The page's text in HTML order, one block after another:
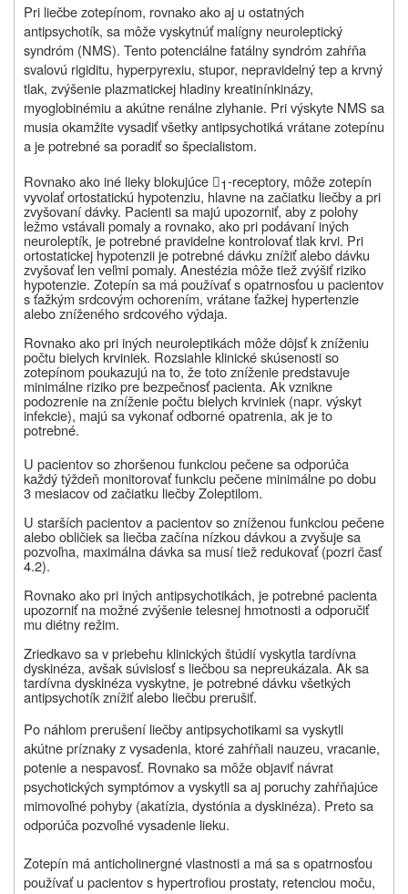
Pri liečbe zotepínom, rovnako ako aj u ostatných
antipsychotík, sa môže vyskytnúť malígny neuroleptický
syndróm (NMS). Tento potenciálne fatálny syndróm zahŕňa
svalovú rigiditu, hyperpyrexiu, stupor, nepravidelný tep a krvný
tlak, zvýšenie plazmatickej hladiny kreatinínkinázy,
myoglobinémiu a akútne renálne zlyhanie. Pri výskyte NMS sa
musia okamžite vysadiť všetky antipsychotiká vrátane zotepínu
a je potrebné sa poradiť so špecialistom.
Rovnako ako iné lieky blokujúce 1-receptory, môže zotepín
vyvolať ortostatickú hypotenziu, hlavne na začiatku liečby a pri
zvyšovaní dávky. Pacienti sa majú upozorniť, aby z polohy
ležmo vstávali pomaly a rovnako, ako pri podávaní iných
neuroleptík, je potrebné pravidelne kontrolovať tlak krvi. Pri
ortostatickej hypotenzii je potrebné dávku znížiť alebo dávku
zvyšovať len veľmi pomaly. Anestézia môže tiež zvýšiť riziko
hypotenzie. Zotepín sa má používať s opatrnosťou u pacientov
s ťažkým srdcovým ochorením, vrátane ťažkej hypertenzie
alebo zníženého srdcového výdaja.
Rovnako ako pri iných neuroleptikách môže dôjsť k zníženiu
počtu bielych krviniek. Rozsiahle klinické skúsenosti so
zotepínom poukazujú na to, že toto zníženie predstavuje
minimálne riziko pre bezpečnosť pacienta. Ak vznikne
podozrenie na zníženie počtu bielych krviniek (napr. výskyt
infekcie), majú sa vykonať odborné opatrenia, ak je to
potrebné.
U pacientov so zhoršenou funkciou pečene sa odporúča
každý týždeň monitorovať funkciu pečene minimálne po dobu
3 mesiacov od začiatku liečby Zoleptilom.
U starších pacientov a pacientov so zníženou funkciou pečene
alebo obličiek sa liečba začína nízkou dávkou a zvyšuje sa
pozvoľna, maximálna dávka sa musí tiež redukovať (pozri časť
4.2).
Rovnako ako pri iných antipsychotikách, je potrebné pacienta
upozorniť na možné zvýšenie telesnej hmotnosti a odporučiť
mu diétny režim.
Zriedkavo sa v priebehu klinických štúdií vyskytla tardívna
dyskinéza, avšak súvislosť s liečbou sa nepreukázala. Ak sa
tardívna dyskinéza vyskytne, je potrebné dávku všetkých
antipsychotík znížiť alebo liečbu prerušiť.
Po náhlom prerušení liečby antipsychotikami sa vyskytli
akútne príznaky z vysadenia, ktoré zahŕňali nauzeu, vracanie,
potenie a nespavosť. Rovnako sa môže objaviť návrat
psychotických symptómov a vyskytli sa aj poruchy zahŕňajúce
mimovoľné pohyby (akatízia, dystónia a dyskinéza). Preto sa
odporúča pozvoľné vysadenie lieku.
Zotepín má anticholinergné vlastnosti a má sa s opatrnosťou
používať u pacientov s hypertrofiou prostaty, retenciou moču,